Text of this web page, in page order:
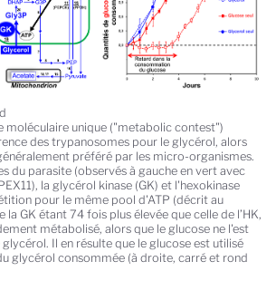
moléculaire unique ("metabolic contest")
des trypanosomes pour le glycérol, alors
préféré par les micro-organismes.
du parasite (observés à gauche en vert avec
la glycérol kinase (GK) et l'hexokinase
pour le même pool d'ATP (décrit au
la GK étant 74 fois plus élevée que celle de l’HK,
métabolisé, alors que le glucose ne l'est
glycérol. Il en résulte que le glucose est utilisé
glycérol consommée (à droite, carré et rond